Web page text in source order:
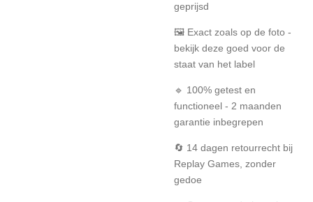
geprijsd
🖼️ Exact zoals op de foto -
bekijk deze goed voor de
staat van het label
🔹 100% getest en
functioneel - 2 maanden
garantie inbegrepen
🔄 14 dagen retourrecht bij
Replay Games, zonder
gedoe